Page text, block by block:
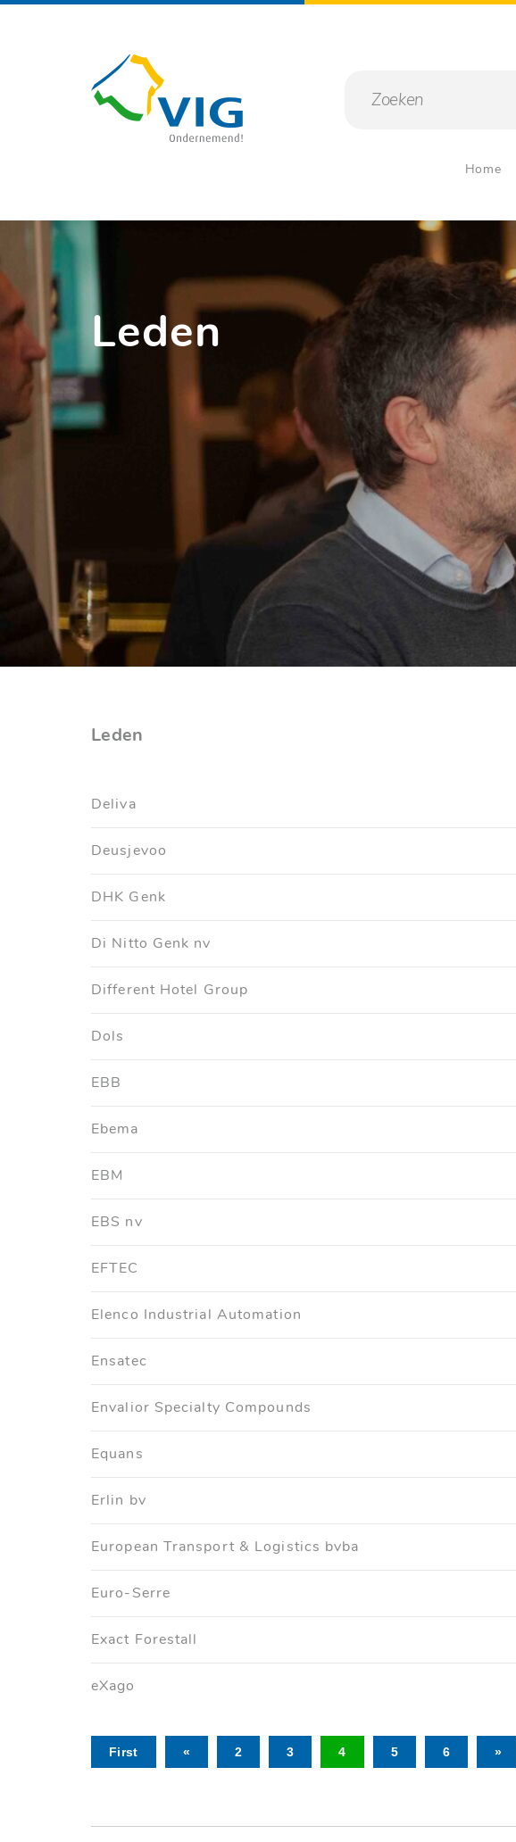
Home
Leden
Leden
Deliva
Deusjevoo
DHK Genk
Di Nitto Genk nv
Different Hotel Group
Dols
EBB
Ebema
EBM
EBS nv
EFTEC
Elenco Industrial Automation
Ensatec
Envalior Specialty Compounds
Equans
Erlin bv
European Transport & Logistics bvba
Euro-Serre
Exact Forestall
eXago
First « 2 3 4 5 6 »